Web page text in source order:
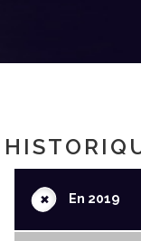
+En 2019